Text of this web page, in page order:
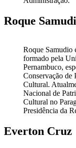
Roque
Roque Samudio
formado pela
Pernambuco,
Conservação de
Cultural.
Nacional de
Cultural no
Presidência da
Everton Cruz